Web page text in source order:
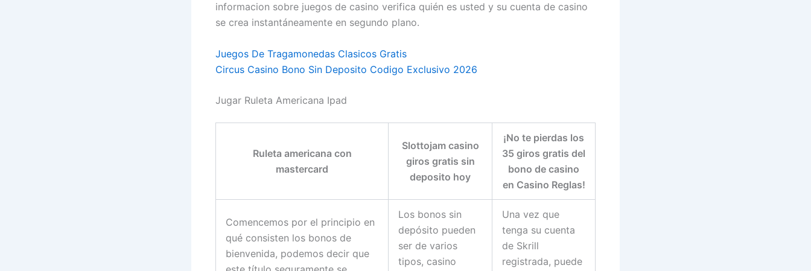
informacion sobre juegos de casino verifica quién es usted y su cuenta de casino
se crea instantáneamente en segundo plano.
Juegos De Tragamonedas Clasicos Gratis
Circus Casino Bono Sin Deposito Codigo Exclusivo 2026
Jugar Ruleta Americana Ipad
Ruleta americana con
mastercard
Slottojam casino
giros gratis sin
deposito hoy
¡No te pierdas los
35 giros gratis del
bono de casino
en Casino Reglas!
Comencemos por el principio en
qué consisten los bonos de
bienvenida, podemos decir que
Los bonos sin
depósito pueden
ser de varios
tipos, casino
Una vez que
tenga su cuenta
de Skrill
registrada, puede